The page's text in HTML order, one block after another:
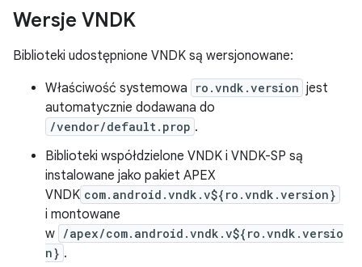
Wersje VNDK
Biblioteki udostępnione VNDK są wersjonowane:
Właściwość systemowa
ro.vndk.version jest
automatycznie dodawana do
/vendor/default.prop .
Biblioteki współdzielone VNDK i VNDK-SP są
instalowane jako pakiet APEX
VNDK com.android.vndk.v${ro.vndk.version}
i montowane
w /apex/com.android.vndk.v${ro.vndk.versio
n} .